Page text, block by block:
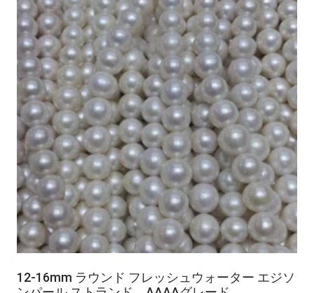
12-16mm ラウンド フレッシュウォーター エジソ